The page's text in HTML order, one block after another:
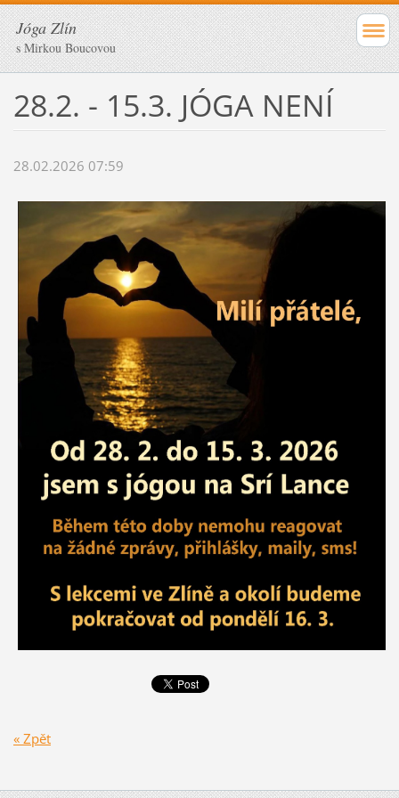
Jóga Zlín
s Mirkou Boucovou
28.2. - 15.3. JÓGA NENÍ
28.02.2026 07:59
« Zpět